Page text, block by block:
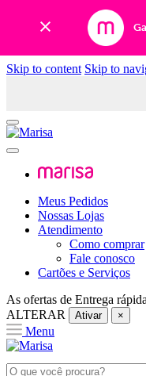
Skip to content Skip to
Meus Pedidos
Nossas Lojas
Atendimento
Como comprar
Fale conosco
Cartões e Serviços
As ofertas de Entrega rápida
ALTERAR
Ativar ×
Menu